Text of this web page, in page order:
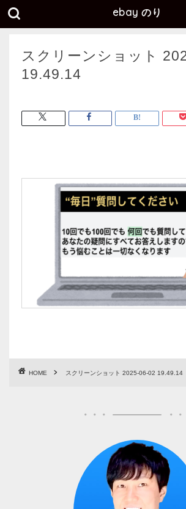
ebay のり
スクリーンショット
19.49.14
HOME スクリーンショット 2025-06-02 19.49.14